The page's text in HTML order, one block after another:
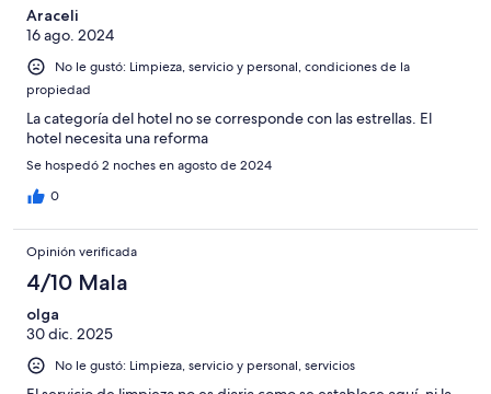
Araceli
16 ago. 2024
No le gustó: Limpieza, servicio y personal, condiciones de la
propiedad
La categoría del hotel no se corresponde con las estrellas. El
hotel necesita una reforma
Se hospedó 2 noches en agosto de 2024
0
Opinión verificada
4/10 Mala
olga
30 dic. 2025
No le gustó: Limpieza, servicio y personal, servicios